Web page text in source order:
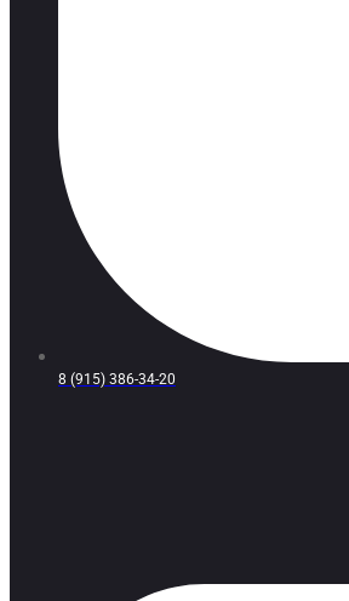
8 (915) 386-34-20